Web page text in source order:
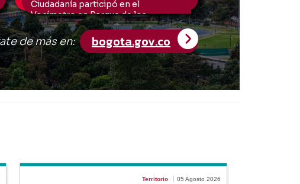
Territorio 05 Agosto 2026